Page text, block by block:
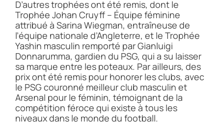
D’autres trophées ont été remis, dont le
Trophée Johan Cruyff – Équipe féminine
attribué à Sarina Wiegman, entraîneuse de
l’équipe nationale d’Angleterre, et le Trophée
Yashin masculin remporté par Gianluigi
Donnarumma, gardien du PSG, qui a su laisser
sa marque entre les poteaux. Par ailleurs, des
prix ont été remis pour honorer les clubs, avec
le PSG couronné meilleur club masculin et
Arsenal pour le féminin, témoignant de la
compétition féroce qui existe à tous les
niveaux dans le monde du football.